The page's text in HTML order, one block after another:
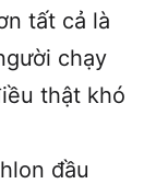
tất cả là
chạy
thật khó
đầu